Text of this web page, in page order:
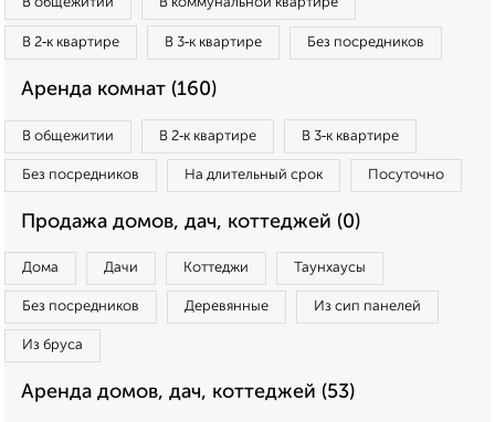
В 2‑к квартире В 3‑к квартире Без посредников
Аренда комнат (160)
В общежитии В 2‑к квартире В 3‑к квартире
Без посредников На длительный срок Посуточно
Продажа домов, дач, коттеджей (0)
Дома Дачи Коттеджи Таунхаусы
Без посредников Деревянные Из сип панелей
Из бруса
Аренда домов, дач, коттеджей (53)